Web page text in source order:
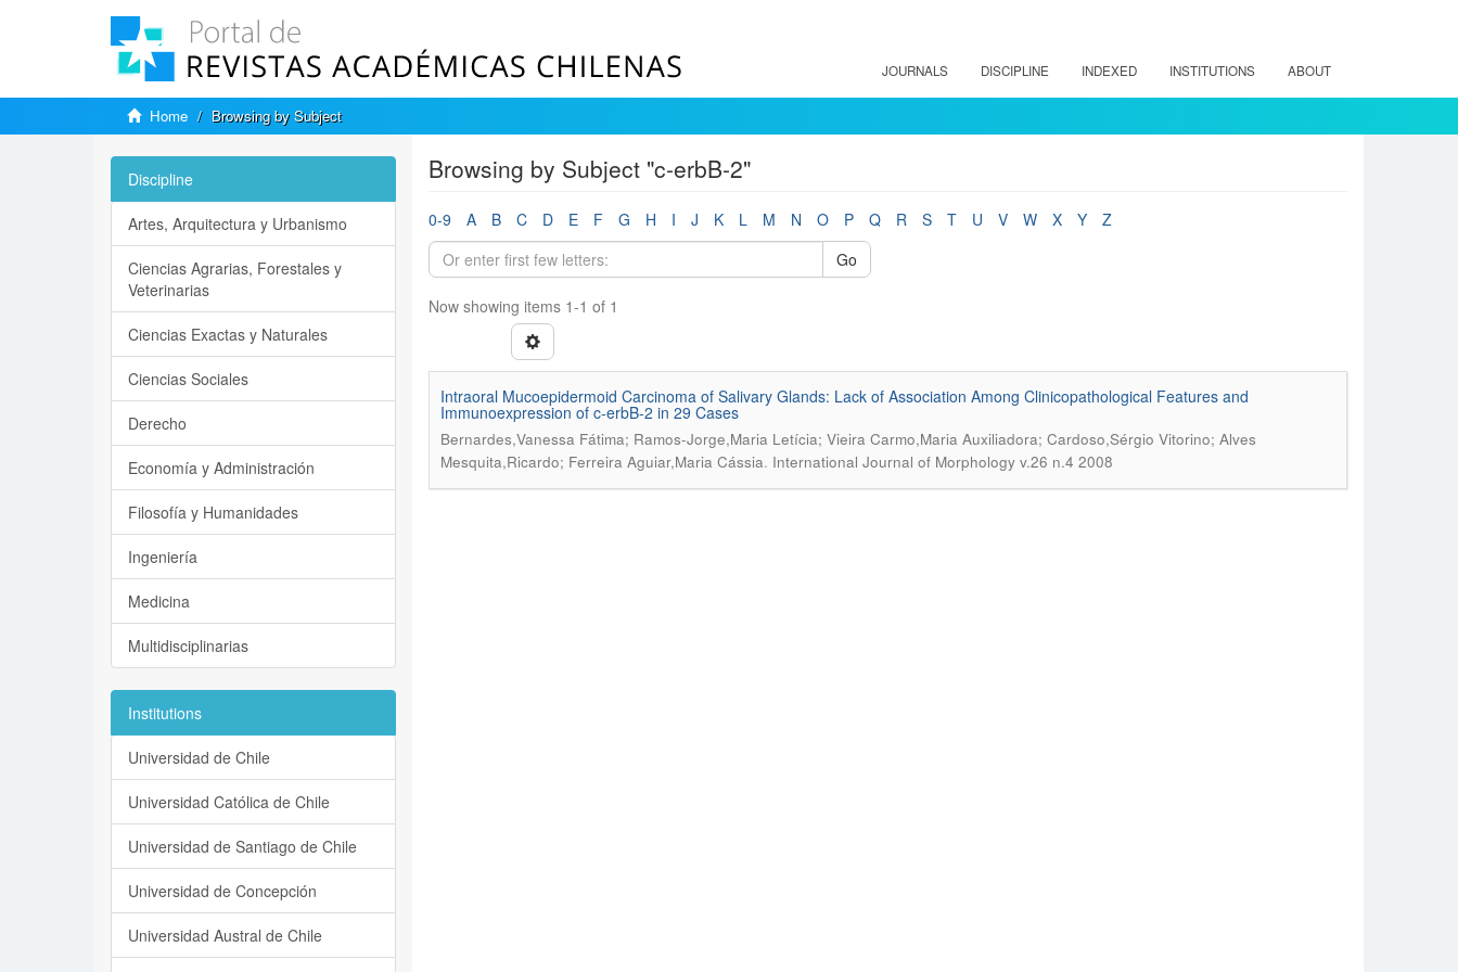
JOURNALS DISCIPLINE INDEXED INSTITUTIONS ABOUT
Home Browsing by Subject
Browsing by Subject "c-erbB-2"
0-9 A B C D E F G H I J K L M N O P Q R S T U V W X Y
Z
Go
Now showing items 1-1 of 1
Intraoral Mucoepidermoid Carcinoma of Salivary Glands: Lack of Association Among Clinicopathological Features and
Immunoexpression of c-erbB-2 in 29 Cases
Bernardes,Vanessa Fátima; Ramos-Jorge,Maria Letícia; Vieira Carmo,Maria Auxiliadora; Cardoso,Sérgio Vitorino; Alves
Mesquita,Ricardo; Ferreira Aguiar,Maria Cássia. International Journal of Morphology v.26 n.4 2008
Discipline
Artes, Arquitectura y Urbanismo
Ciencias Agrarias, Forestales y
Veterinarias
Ciencias Exactas y Naturales
Ciencias Sociales
Derecho
Economía y Administración
Filosofía y Humanidades
Ingeniería
Medicina
Multidisciplinarias
Institutions
Universidad de Chile
Universidad Católica de Chile
Universidad de Santiago de Chile
Universidad de Concepción
Universidad Austral de Chile